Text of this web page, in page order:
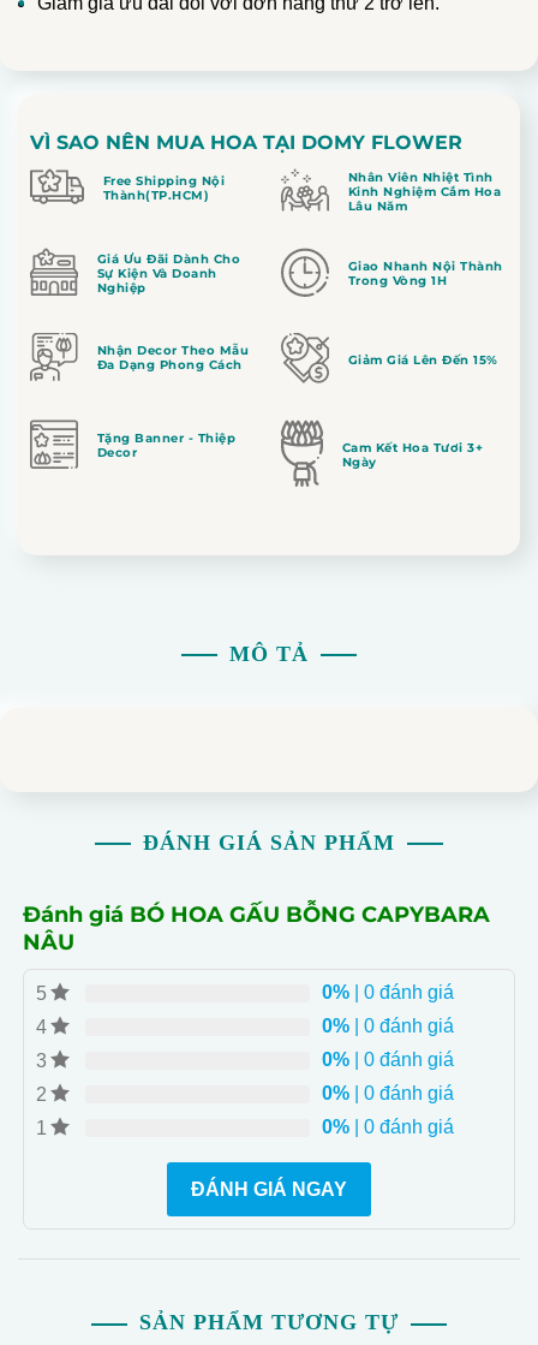
VÌ SAO NÊN MUA HOA TẠI DOMY FLOWER
Free Shipping Nội
Thành(TP.HCM)
Nhân Viên Nhiệt Tình
Kinh Nghiệm Cắm Hoa
Lâu Năm
Giá Ưu Đãi Dành Cho
Sự Kiện Và Doanh
Nghiệp
Giao Nhanh Nội Thành
Trong Vòng 1H
Nhận Decor Theo Mẫu
Đa Dạng Phong Cách
Giảm Giá Lên Đến 15%
Tặng Banner - Thiệp
Decor
Cam Kết Hoa Tươi 3+
Ngày
MÔ TẢ
ĐÁNH GIÁ SẢN PHẨM
Đánh giá BÓ HOA GẤU BỖNG CAPYBARA
NÂU
5 0%| 0 đánh giá
4
0%| 0 đánh giá
3
0%| 0 đánh giá
2
0%| 0 đánh giá
1
0%| 0 đánh giá
ĐÁNH GIÁ NGAY
SẢN PHẨM TƯƠNG TỰ